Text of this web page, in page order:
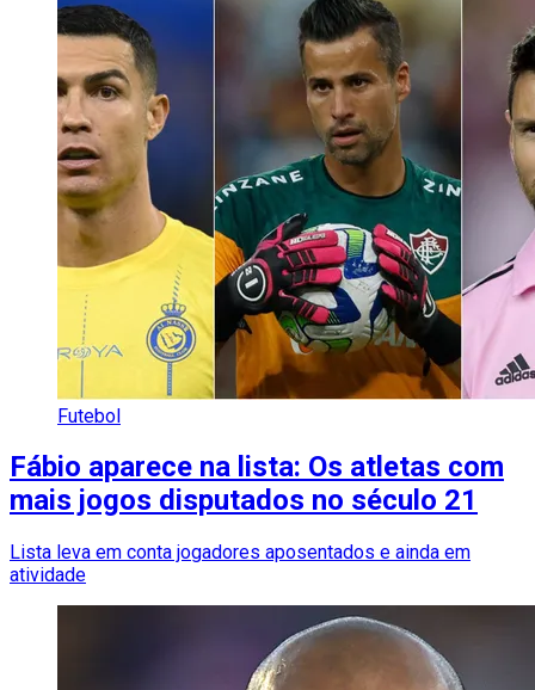
Futebol
Fábio aparece na lista: Os atletas com
mais jogos disputados no século 21
Lista leva em conta jogadores aposentados e ainda em
atividade